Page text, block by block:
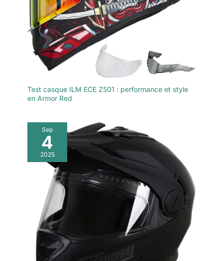
Test casque ILM ECE Z501 : performance et style
en Armor Red
Sep
4
2025